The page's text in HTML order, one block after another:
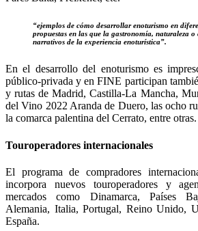
“ejemplos de cómo desarrollar enoturismo en
propuestas en las que la gastronomía, naturaleza o
narrativos de la experiencia enoturística”.
En el desarrollo del enoturismo es
público-privada y en FINE participan
y rutas de Madrid, Castilla-La Mancha,
del Vino 2022 Aranda de Duero, las ocho
la comarca palentina del Cerrato, entre otras.
Touroperadores internacionales
El programa de compradores
incorpora nuevos touroperadores y
mercados como Dinamarca, Países
Alemania, Italia, Portugal, Reino Unido,
España.